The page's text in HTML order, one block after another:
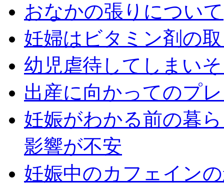
おなかの張りについて
妊婦はビタミン剤の
幼児虐待してしまい
出産に向かってのプ
妊娠がわかる前の暮
影響が不安
妊娠中のカフェイン